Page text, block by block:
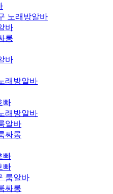
노래방알바
바
롱
바
래방알바
빠
래방알바
알바
싸롱
빠
빠
룸알바
싸롱